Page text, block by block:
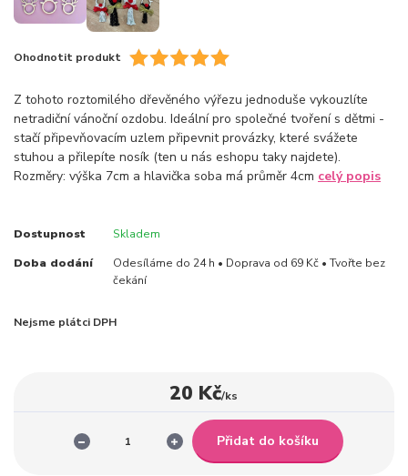
Ohodnotit produkt
Z tohoto roztomilého dřevěného výřezu jednoduše vykouzlíte
netradiční vánoční ozdobu. Ideální pro společné tvoření s dětmi -
stačí připevňovacím uzlem připevnit provázky, které svážete
stuhou a přilepíte nosík (ten u nás eshopu taky najdete).
Rozměry: výška 7cm a hlavička soba má průměr 4cm celý popis
Dostupnost Skladem
Doba dodání
Odesíláme do 24 h • Doprava od 69 Kč • Tvořte bez
čekání
Nejsme plátci DPH
20 Kč/ks
Přidat do košíku